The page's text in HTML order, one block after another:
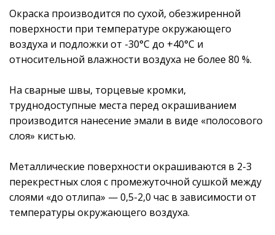
Окраска производится по сухой, обезжиренной
поверхности при температуре окружающего
воздуха и подложки от -30°С до +40°С и
относительной влажности воздуха не более 80 %.
На сварные швы, торцевые кромки,
труднодоступные места перед окрашиванием
производится нанесение эмали в виде «полосового
слоя» кистью.
Металлические поверхности окрашиваются в 2-3
перекрестных слоя с промежуточной сушкой между
слоями «до отлипа» — 0,5-2,0 час в зависимости от
температуры окружающего воздуха.